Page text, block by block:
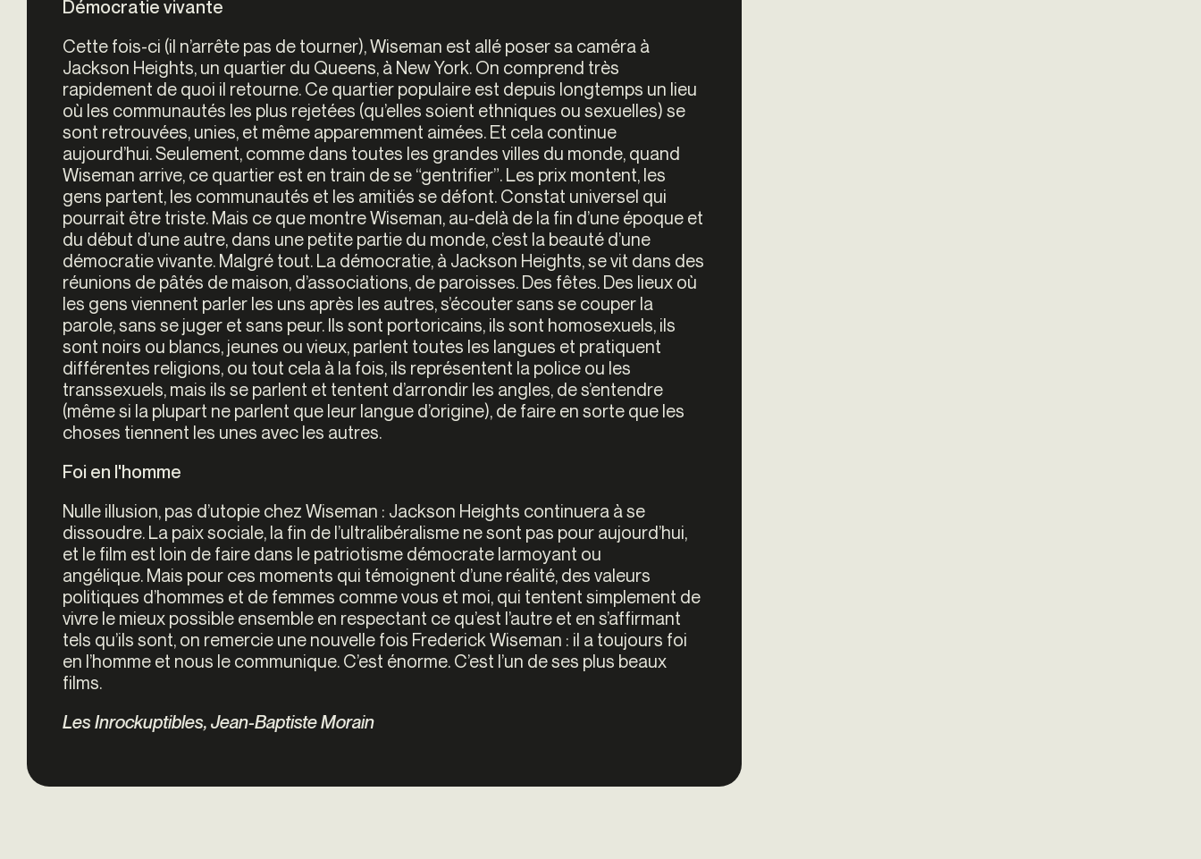
Démocratie vivante
Cette fois-ci (il n’arrête pas de tourner), Wiseman est allé poser sa caméra à
Jackson Heights, un quartier du Queens, à New York. On comprend très
rapidement de quoi il retourne. Ce quartier populaire est depuis longtemps un lieu
où les communautés les plus rejetées (qu’elles soient ethniques ou sexuelles) se
sont retrouvées, unies, et même apparemment aimées. Et cela continue
aujourd’hui. Seulement, comme dans toutes les grandes villes du monde, quand
Wiseman arrive, ce quartier est en train de se “gentrifier”. Les prix montent, les
gens partent, les communautés et les amitiés se défont. Constat universel qui
pourrait être triste. Mais ce que montre Wiseman, au-delà de la fin d’une époque et
du début d’une autre, dans une petite partie du monde, c’est la beauté d’une
démocratie vivante. Malgré tout. La démocratie, à Jackson Heights, se vit dans des
réunions de pâtés de maison, d’associations, de paroisses. Des fêtes. Des lieux où
les gens viennent parler les uns après les autres, s’écouter sans se couper la
parole, sans se juger et sans peur. Ils sont portoricains, ils sont homosexuels, ils
sont noirs ou blancs, jeunes ou vieux, parlent toutes les langues et pratiquent
différentes religions, ou tout cela à la fois, ils représentent la police ou les
transsexuels, mais ils se parlent et tentent d’arrondir les angles, de s’entendre
(même si la plupart ne parlent que leur langue d’origine), de faire en sorte que les
choses tiennent les unes avec les autres.
Foi en l'homme
Nulle illusion, pas d’utopie chez Wiseman : Jackson Heights continuera à se
dissoudre. La paix sociale, la fin de l’ultralibéralisme ne sont pas pour aujourd’hui,
et le film est loin de faire dans le patriotisme démocrate larmoyant ou
angélique. Mais pour ces moments qui témoignent d’une réalité, des valeurs
politiques d’hommes et de femmes comme vous et moi, qui tentent simplement de
vivre le mieux possible ensemble en respectant ce qu’est l’autre et en s’affirmant
tels qu’ils sont, on remercie une nouvelle fois Frederick Wiseman : il a toujours foi
en l’homme et nous le communique. C’est énorme. C’est l’un de ses plus beaux
films.
Les Inrockuptibles, Jean-Baptiste Morain